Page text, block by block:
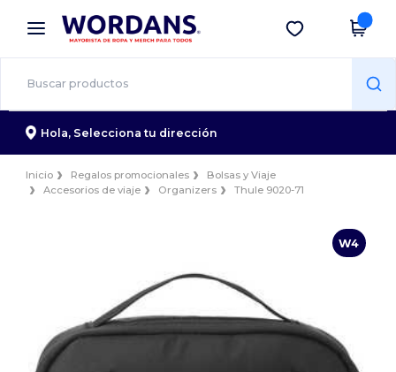
× App de Wordans
¡Mejores precios en app!
Descargar app
Hola, Selecciona tu dirección
Inicio Regalos promocionales
Bolsas y Viaje
Accesorios de viaje
Organizers Thule 9020-71
W4